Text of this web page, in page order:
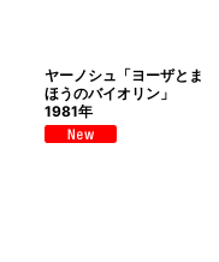
ヤーノシュ「ヨーザとま
ほうのバイオリン」
1981年